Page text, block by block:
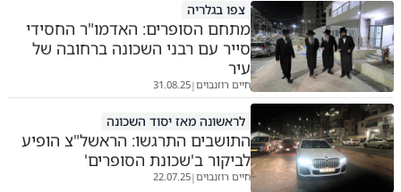
צפו בגלריה
מתחם הסופרים: האדמו"ר החסידי
סייר עם רבני השכונה ברחובה של
עיר
חיים רוזנבוים|
31.08.25
לראשונה מאז יסוד השכונה
התושבים התרגשו: הראשל"צ הופיע
לביקור ב'שכונת הסופרים'
חיים רוזנבוים|
22.07.25